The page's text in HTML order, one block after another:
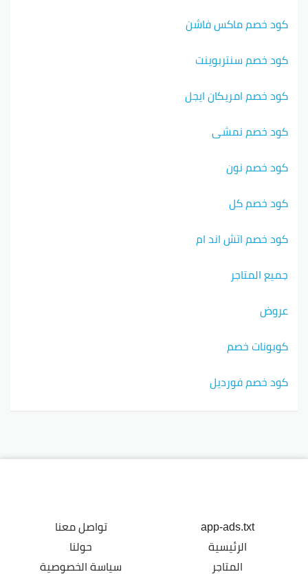
كود خصم ماكس فاشن
كود خصم سنتربوينت
كود خصم امريكان ايجل
كود خصم نمشي
كود خصم نون
كود خصم كل
كود خصم اتش اند ام
جميع المتاجر
عروض
كوبونات خصم
كود خصم فورديل
app-ads.txt
الرئيسية
المتاجر
تواصل معنا
حولنا
سياسة الخصوصية